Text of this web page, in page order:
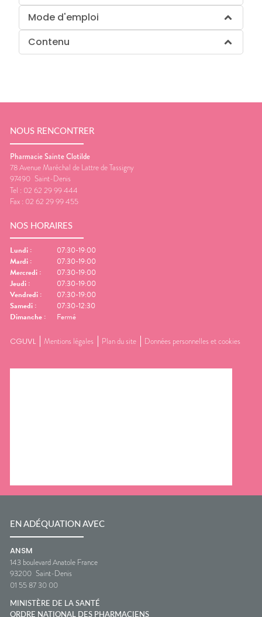
Mode d'emploi
Contenu
NOUS RENCONTRER
Pharmacie Sainte Clotilde
78 Avenue Maréchal de Lattre de Tassigny
97490 Saint-Denis
Tel : 02 62 29 99 444
Fax : 02 62 29 99 455
NOS HORAIRES
Lundi :
07:30-19:00
Mardi :
07:30-19:00
Mercredi :
07:30-19:00
Jeudi :
07:30-19:00
Vendredi :
07:30-19:00
Samedi :
07:30-12:30
Dimanche : Fermé
CGUVL Mentions légales Plan du site Données personnelles et cookies
EN ADÉQUATION AVEC
ANSM
143 boulevard Anatole France
93200 Saint-Denis
01 55 87 30 00
MINISTÈRE DE LA SANTÉ
ORDRE NATIONAL DES PHARMACIENS